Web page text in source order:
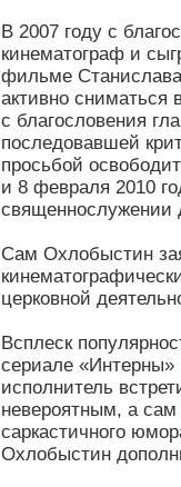
В 2007 году с
кинематограф и
фильме
активно сниматься
с благословения
последовавшей
просьбой
и 8 февраля 2010
священнослужении
Сам Охлобыстин
церковной
Всплеск
сериале
исполнитель
невероятным, а сам
саркастичного
Охлобыстин